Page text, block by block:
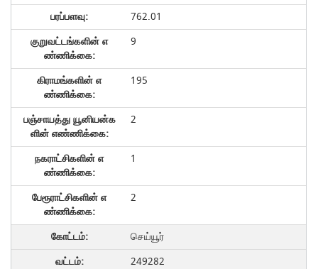
762.01
9
195
2
1
2
செய்யூர்
249282